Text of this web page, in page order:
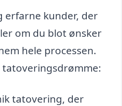
erfarne kunder, der
om du blot ønsker
hele processen.
tatoveringsdrømme:
tatovering, der